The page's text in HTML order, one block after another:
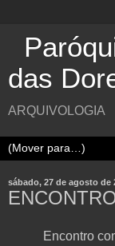
das
ARQUIVOLOGIA
sábado, 27 de agosto de
Encontro